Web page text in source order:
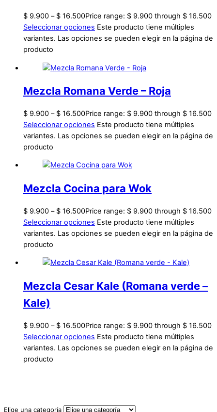
$ 9.900 – $ 16.500Price range: $ 9.900 through $ 16.500
Seleccionar opciones Este producto tiene múltiples
variantes. Las opciones se pueden elegir en la página de
producto
Mezcla Romana Verde – Roja
$ 9.900 – $ 16.500Price range: $ 9.900 through $ 16.500
Seleccionar opciones Este producto tiene múltiples
variantes. Las opciones se pueden elegir en la página de
producto
Mezcla Cocina para Wok
$ 9.900 – $ 16.500Price range: $ 9.900 through $ 16.500
Seleccionar opciones Este producto tiene múltiples
variantes. Las opciones se pueden elegir en la página de
producto
Mezcla Cesar Kale (Romana verde –
Kale)
$ 9.900 – $ 16.500Price range: $ 9.900 through $ 16.500
Seleccionar opciones Este producto tiene múltiples
variantes. Las opciones se pueden elegir en la página de
producto
Elige una categoría